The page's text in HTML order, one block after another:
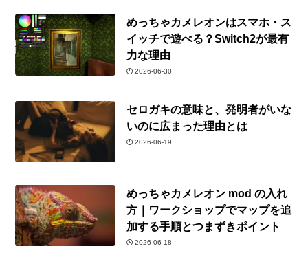
めっちゃカメレオンはスマホ・ス
イッチで遊べる？Switch2が最有
力な理由
2026-06-30
セロガキの意味と、発明者がいな
いのに広まった理由とは
2026-06-19
めっちゃカメレオン mod の入れ
方｜ワークショップでマップを追
加する手順とつまずきポイント
2026-06-18